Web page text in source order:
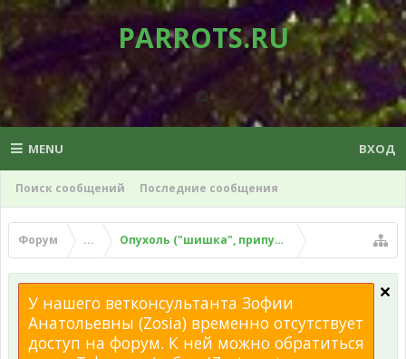
PARROTS.RU
MENU
Поиск сообщений Последние сообщения
ВХОД
Форум ... Опухоль ("шишка", припухлость), липома у
У нашего ветконсультанта Зофии
Анатольевны (Zosia) временно отсутствует
доступ на форум. К ней можно обратиться